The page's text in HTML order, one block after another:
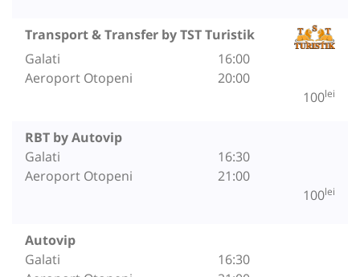
Transport & Transfer by TST Turistik
Galati
Aeroport Otopeni
16:00
20:00
100lei
RBT by Autovip
Galati
Aeroport Otopeni
16:30
21:00
100lei
Autovip
Galati
16:30